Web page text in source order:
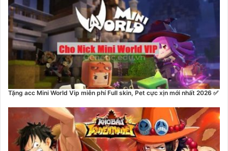
Tặng acc Mini World Vip miễn phí Full skin, Pet cực xịn mới nhất 2026 ✅